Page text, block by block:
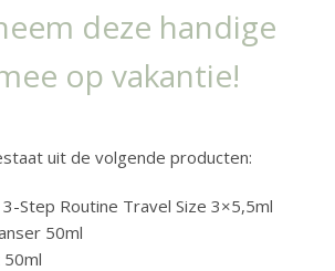
deze handige
op vakantie!
uit de volgende producten:
Step Routine Travel Size 3×5,5ml
50ml